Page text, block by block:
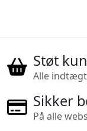
Støt
Alle
Sikker
På alle